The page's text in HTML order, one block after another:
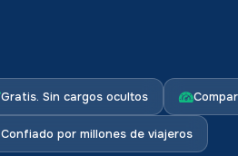
Gratis. Sin cargos ocultos
Confiado por millones de viajeros